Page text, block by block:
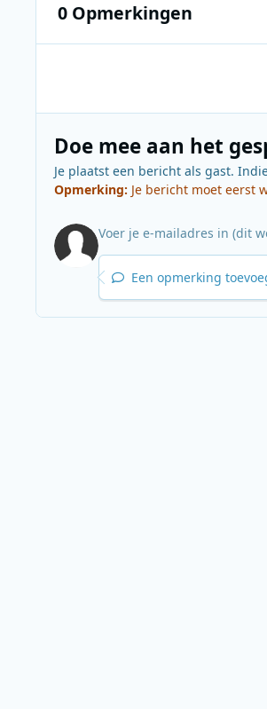
0 Opmerkingen
Doe mee aan het
Je plaatst een bericht als gast.
Opmerking: Je bericht moet eerst
Een opmerking